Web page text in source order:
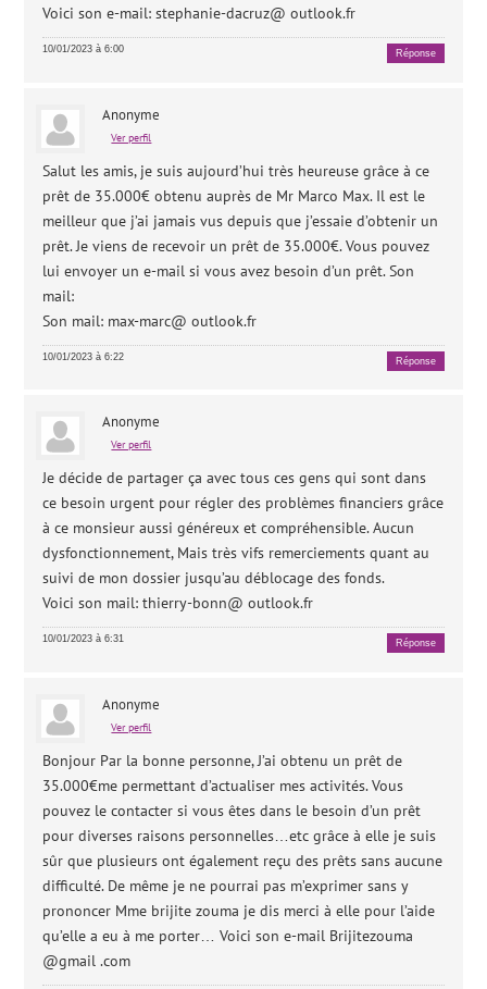
Voici son e-mail: stephanie-dacruz@ outlook.fr
10/01/2023 à 6:00 Réponse
Anonyme
Ver perfil
Salut les amis, je suis aujourd’hui très heureuse grâce à ce
prêt de 35.000€ obtenu auprès de Mr Marco Max. Il est le
meilleur que j’ai jamais vus depuis que j’essaie d’obtenir un
prêt. Je viens de recevoir un prêt de 35.000€. Vous pouvez
lui envoyer un e-mail si vous avez besoin d’un prêt. Son
mail:
Son mail: max-marc@ outlook.fr
10/01/2023 à 6:22 Réponse
Anonyme
Ver perfil
Je décide de partager ça avec tous ces gens qui sont dans
ce besoin urgent pour régler des problèmes financiers grâce
à ce monsieur aussi généreux et compréhensible. Aucun
dysfonctionnement, Mais très vifs remerciements quant au
suivi de mon dossier jusqu’au déblocage des fonds.
Voici son mail: thierry-bonn@ outlook.fr
10/01/2023 à 6:31 Réponse
Anonyme
Ver perfil
Bonjour Par la bonne personne, J’ai obtenu un prêt de
35.000€me permettant d’actualiser mes activités. Vous
pouvez le contacter si vous êtes dans le besoin d’un prêt
pour diverses raisons personnelles…etc grâce à elle je suis
sûr que plusieurs ont également reçu des prêts sans aucune
difficulté. De même je ne pourrai pas m’exprimer sans y
prononcer Mme brijite zouma je dis merci à elle pour l’aide
qu’elle a eu à me porter… Voici son e-mail Brijitezouma
@gmail .com